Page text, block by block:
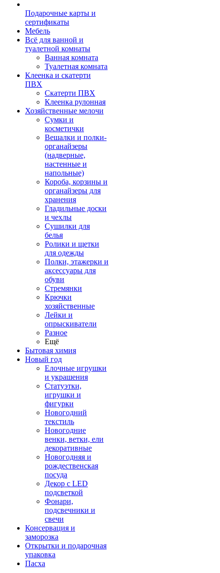
Подарочные карты и
сертификаты
Мебель
Всё для ванной и
туалетной комнаты
Ванная комната
Туалетная комната
Клеенка и скатерти
ПВХ
Скатерти ПВХ
Клеенка рулонная
Хозяйственные мелочи
Сумки и
косметички
Вешалки и полки-
органайзеры
(надверные,
настенные и
напольные)
Короба, корзины и
органайзеры для
хранения
Гладильные доски
и чехлы
Сушилки для
белья
Ролики и щетки
для одежды
Полки, этажерки и
аксессуары для
обуви
Стремянки
Крючки
хозяйственные
Лейки и
опрыскиватели
Разное
Ещё
Бытовая химия
Новый год
Елочные игрушки
и украшения
Статуэтки,
игрушки и
фигурки
Новогодний
текстиль
Новогодние
венки, ветки, ели
декоративные
Новогодняя и
рождественская
посуда
Декор с LED
подсветкой
Фонари,
подсвечники и
свечи
Консервация и
заморозка
Открытки и подарочная
упаковка
Пасха